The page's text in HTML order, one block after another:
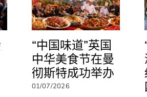
克，
“中国味道”英国
中华美食节在曼
彻斯特成功举办
01/07/2026